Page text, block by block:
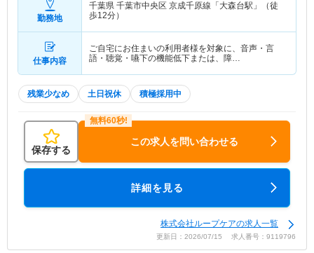
勤務地
千葉県 千葉市中央区 京成千原線「大森台駅」（徒
歩12分）
仕事内容
ご自宅にお住まいの利用者様を対象に、音声・言
語・聴覚・嚥下の機能低下または、障…
残業少なめ 土日祝休 積極採用中
保存する
この求人を問い合わせる
詳細を見る
株式会社ループケアの求人一覧
更新日：2026/07/15 求人番号：9119796